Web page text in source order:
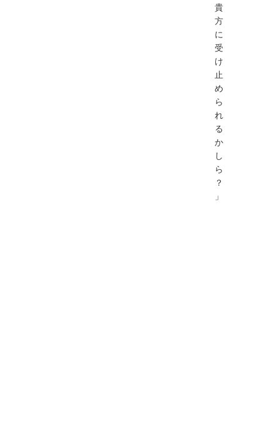
貴
方
に
受
け
止
め
ら
れ
る
か
し
ら
？
」